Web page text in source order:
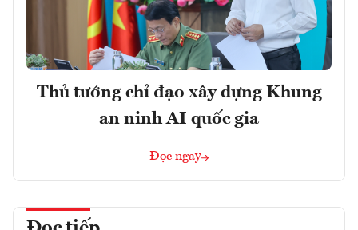
Thủ tướng chỉ đạo xây dựng Khung
an ninh AI quốc gia
Đọc ngay